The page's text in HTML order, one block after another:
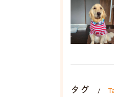
タグ